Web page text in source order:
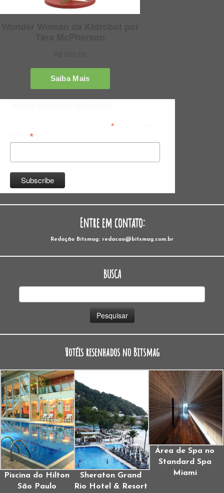
*indicates required
*
Entre em contato:
Redação Bitsmag: redacao@bitsmag.com.br
BUSCA
Hotéis resenhados no Bitsmag
Piscina do Hilton
São Paulo
Sheraton Grand
Rio Hotel & Resort
Área de Spa no
Standard Spa
Miami